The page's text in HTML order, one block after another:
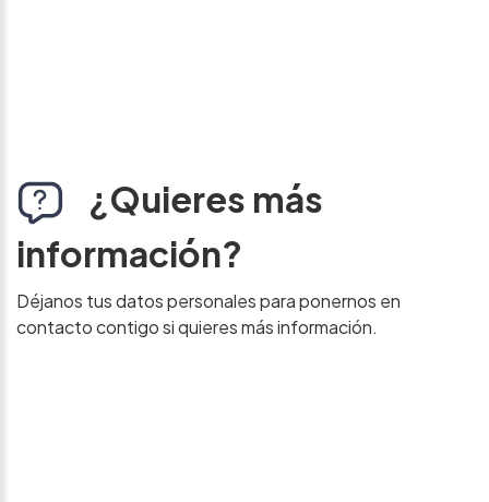
¿Quieres más
información?
Déjanos tus datos personales para ponernos en
contacto contigo si quieres más información.